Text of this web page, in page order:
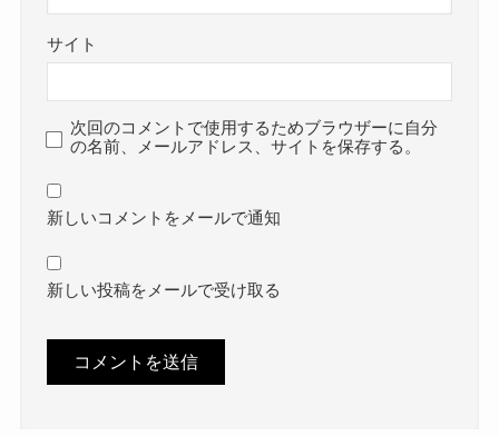
サイト
次回のコメントで使用するためブラウザーに自分
の名前、メールアドレス、サイトを保存する。
新しいコメントをメールで通知
新しい投稿をメールで受け取る